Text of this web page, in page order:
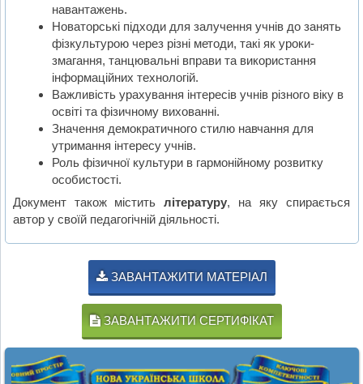
навантажень.
Новаторські підходи для залучення учнів до занять
фізкультурою через різні методи, такі як уроки-
змагання, танцювальні вправи та використання
інформаційних технологій.
Важливість урахування інтересів учнів різного віку в
освіті та фізичному вихованні.
Значення демократичного стилю навчання для
утримання інтересу учнів.
Роль фізичної культури в гармонійному розвитку
особистості.
Документ також міститьлітературу, на яку спирається
автор у своїй педагогічній діяльності.
ЗАВАНТАЖИТИ МАТЕРІАЛ
ЗАВАНТАЖИТИ СЕРТИФІКАТ